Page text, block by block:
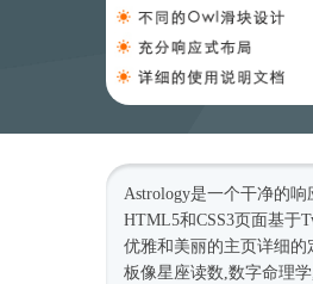
Astrology是一个干净的响
HTML5和CSS3页面基于
优雅和美丽的主页详细
板像星座读数,数字命理